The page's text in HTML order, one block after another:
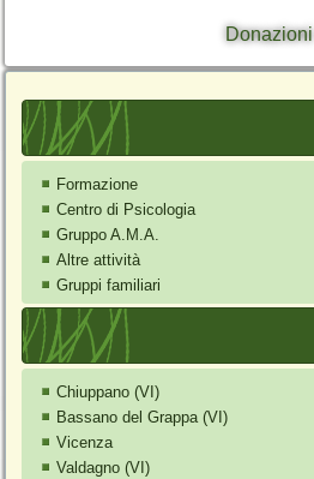
Donazioni
Formazione
Centro di Psicologia
Gruppo A.M.A.
Altre attività
Gruppi familiari
Chiuppano (VI)
Bassano del Grappa (VI)
Vicenza
Valdagno (VI)